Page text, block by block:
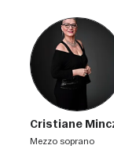
Cristiane
mezzo soprano